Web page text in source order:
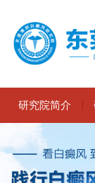
研究院简介